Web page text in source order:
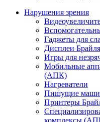
Нарушения зрения
Гаджеты для
Дисплеи Брайля
Игры для
Мобильные
(АПК)
Нагреватели
Пишущие
Принтеры
комплексы